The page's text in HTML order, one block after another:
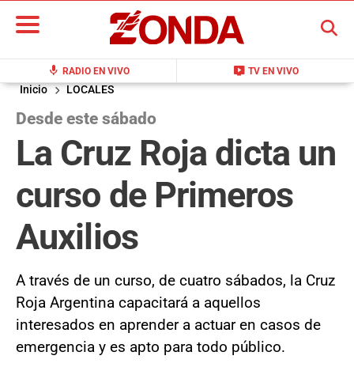
mic RADIO EN VIVO live_tv TV EN VIVO
BUSCAR
Inicio LOCALES
Desde este sábado
La Cruz Roja dicta un
curso de Primeros
Auxilios
A través de un curso, de cuatro sábados, la Cruz
Roja Argentina capacitará a aquellos
interesados en aprender a actuar en casos de
emergencia y es apto para todo público.